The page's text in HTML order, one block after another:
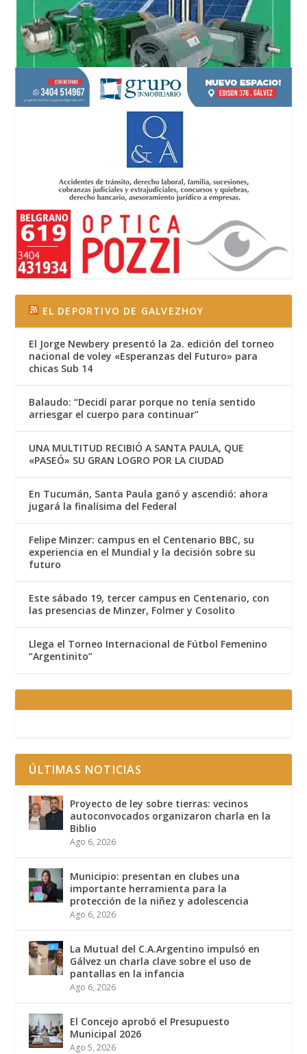
EL DEPORTIVO DE GALVEZHOY
El Jorge Newbery presentó la 2a. edición del torneo
nacional de voley «Esperanzas del Futuro» para
chicas Sub 14
Balaudo: “Decidí parar porque no tenía sentido
arriesgar el cuerpo para continuar”
UNA MULTITUD RECIBIÓ A SANTA PAULA, QUE
«PASEÓ» SU GRAN LOGRO POR LA CIUDAD
En Tucumán, Santa Paula ganó y ascendió: ahora
jugará la finalísima del Federal
Felipe Minzer: campus en el Centenario BBC, su
experiencia en el Mundial y la decisión sobre su
futuro
Este sábado 19, tercer campus en Centenario, con
las presencias de Minzer, Folmer y Cosolito
Llega el Torneo Internacional de Fútbol Femenino
“Argentinito”
ÚLTIMAS NOTICIAS
Proyecto de ley sobre tierras: vecinos
autoconvocados organizaron charla en la
Biblio
Ago 6, 2026
Municipio: presentan en clubes una
importante herramienta para la
protección de la niñez y adolescencia
Ago 6, 2026
La Mutual del C.A.Argentino impulsó en
Gálvez un charla clave sobre el uso de
pantallas en la infancia
Ago 6, 2026
El Concejo aprobó el Presupuesto
Municipal 2026
Ago 5, 2026